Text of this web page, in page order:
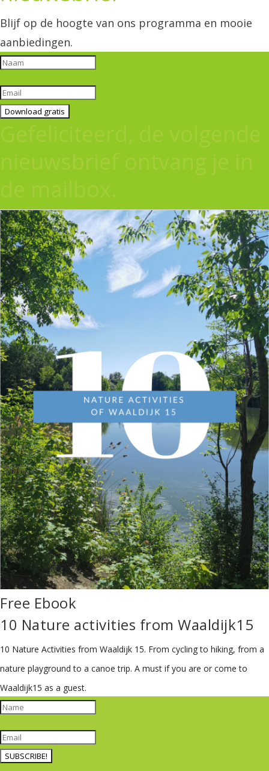
Blijf op de hoogte van ons programma en mooie
aanbiedingen.
Download gratis
Free Ebook
10 Nature activities from Waaldijk15
10 Nature Activities from Waaldijk 15. From cycling to hiking, from a
nature playground to a canoe trip. A must if you are or come to
Waaldijk15 as a guest.
SUBSCRIBE!